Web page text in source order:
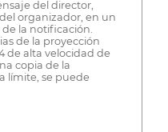
del director,
organizador, en un
la notificación.
de la proyección
de alta velocidad de
copia de la
límite, se puede